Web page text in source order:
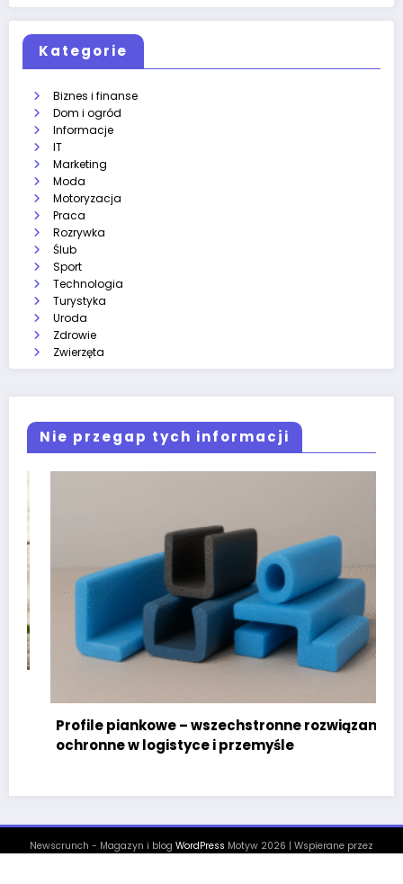
Kategorie
Biznes i finanse
Dom i ogród
Informacje
IT
Marketing
Moda
Motoryzacja
Praca
Rozrywka
Ślub
Sport
Technologia
Turystyka
Uroda
Zdrowie
Zwierzęta
Nie przegap tych informacji
Profile piankowe – wszechstronne rozwiązania
ochronne w logistyce i przemyśle
Newscrunch - Magazyn i blog WordPress Motyw 2026 | Wspierane przez